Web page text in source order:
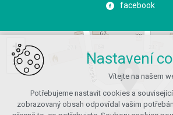
facebook
+
−
Nastavení
Vítejte na našem
Potřebujeme nastavit cookies a
zobrazovaný obsah odpovídal vašim